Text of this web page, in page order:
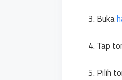
Buka
Tap
Pilih